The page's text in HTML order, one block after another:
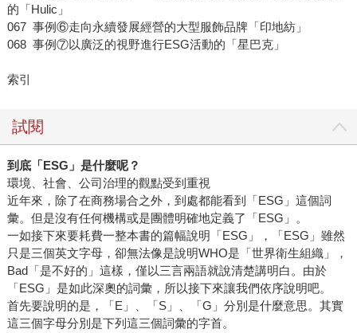
的「Hulic」
067 事例⑥走向永續發展經營的大型服飾品牌「印地紡」
068 事例⑦以廣泛的視野進行ESG活動的「星巴克」
索引
試閱
到底「ESG 」是什麼呢？
環境、社會、公司治理的觀點受到重視
近年來，除了在商務場合之外，到處都能看到「ESG」這個詞
彙。但是沒有任何機構或是團體明確地定義了「ESG」。
一如接下來要耗費一整本書的篇幅說明「ESG」，「ESG」雖然
只是三個英文字母，卻無法像是說明WHO是「世界衛生組織」，
Bad「是不好的」這樣，僅以三言兩語就說清楚講明白。由於
「ESG」是如此深奧的詞彙，所以接下來讓我們依序說明吧。
首先要說明的是，「E」、「S」、「G」分別是什麼意思。其實
這三個字母分別是下列這三個詞彙的字首。